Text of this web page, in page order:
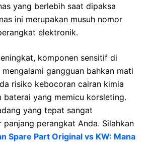
yang berlebih saat dipaksa
ini merupakan musuh nomor
elektronik.
komponen sensitif di
gangguan bahkan mati
risiko kebocoran cairan kimia
baterai yang memicu korsleting.
yang tepat sangat
panjang perangkat Anda. Silahkan
Spare Part Original vs KW: Mana